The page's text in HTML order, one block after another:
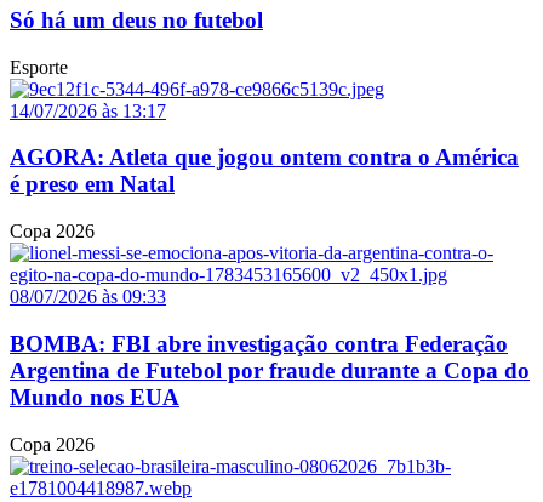
Só há um deus no futebol
Esporte
14/07/2026 às 13:17
AGORA: Atleta que jogou ontem contra o América
é preso em Natal
Copa 2026
08/07/2026 às 09:33
BOMBA: FBI abre investigação contra Federação
Argentina de Futebol por fraude durante a Copa do
Mundo nos EUA
Copa 2026